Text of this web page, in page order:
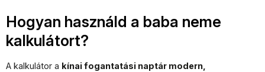
Hogyan használd a baba neme
kalkulátort?
A kalkulátor a kínai fogantatási naptár modern,